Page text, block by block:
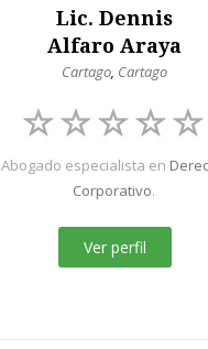
Lic. Dennis
Alfaro Araya
Cartago, Cartago
Abogado especialista en
Corporativo.
Ver perfil